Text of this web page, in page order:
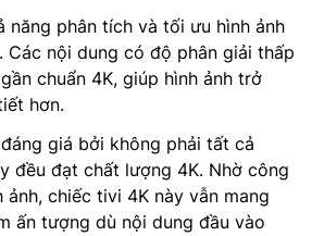
năng phân tích và tối ưu hình ảnh
nội dung có độ phân giải thấp
chuẩn 4K, giúp hình ảnh trở
hơn.
giá bởi không phải tất cả
đều đạt chất lượng 4K. Nhờ công
ảnh, chiếc tivi 4K này vẫn mang
ấn tượng dù nội dung đầu vào